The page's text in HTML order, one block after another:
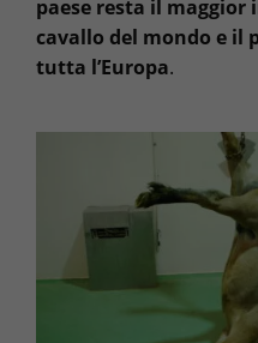
paese resta il
cavallo del mondo e il
tutta l’Europa.